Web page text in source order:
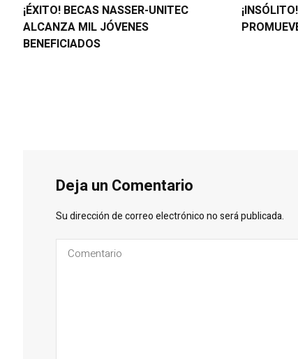
¡ÉXITO! BECAS NASSER-UNITEC
ALCANZA MIL JÓVENES
BENEFICIADOS
Deja un Comentario
Su dirección de correo electrónico no será publicada.